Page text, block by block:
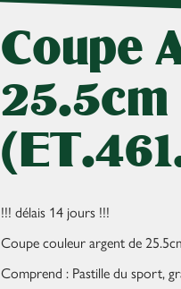
Coupe
25.5cm
!!! délais 14 jours !!!
Coupe couleur argent de
Comprend : Pastille du sport,